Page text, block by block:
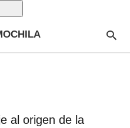
al origen de la